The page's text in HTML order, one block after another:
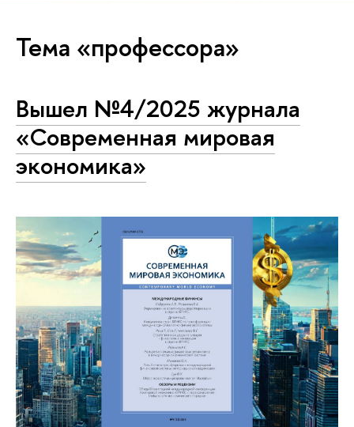
Тема «профессора»
Вышел №4/2025 журнала
«Современная мировая
экономика»